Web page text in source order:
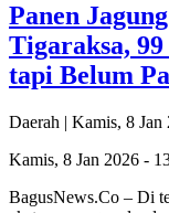
‎Panen
Tigaraksa,
tapi Belum
Daerah | Kamis, 8
Kamis, 8 Jan 2026 -
‎‎BagusNews.Co – Di